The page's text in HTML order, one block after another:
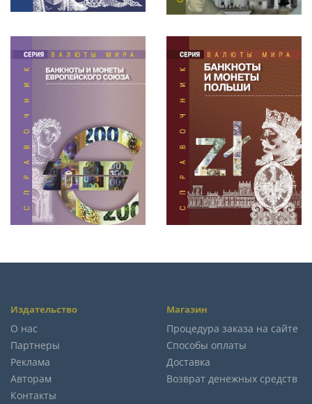
Издательство
О нас
Партнеры
Реклама
Авторам
Контакты
Магазин
Процедура заказа на сайте
Способы оплаты
Доставка
Возврат денежных средств